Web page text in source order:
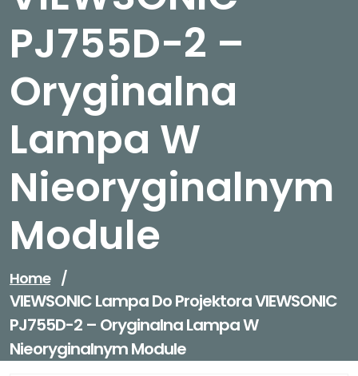
PJ755D-2 –
Oryginalna
Lampa W
Nieoryginalnym
Module
Home /
VIEWSONIC Lampa Do Projektora VIEWSONIC
PJ755D-2 – Oryginalna Lampa W
Nieoryginalnym Module